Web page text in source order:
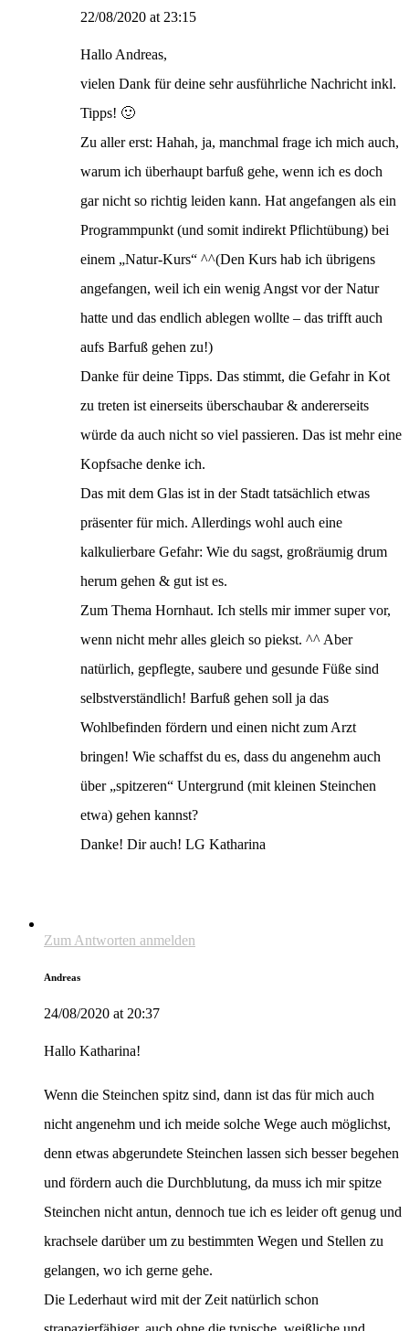
22/08/2020 at 23:15
Hallo Andreas,
vielen Dank für deine sehr ausführliche Nachricht inkl.
Tipps! 🙂
Zu aller erst: Hahah, ja, manchmal frage ich mich auch,
warum ich überhaupt barfuß gehe, wenn ich es doch
gar nicht so richtig leiden kann. Hat angefangen als ein
Programmpunkt (und somit indirekt Pflichtübung) bei
einem „Natur-Kurs“ ^^(Den Kurs hab ich übrigens
angefangen, weil ich ein wenig Angst vor der Natur
hatte und das endlich ablegen wollte – das trifft auch
aufs Barfuß gehen zu!)
Danke für deine Tipps. Das stimmt, die Gefahr in Kot
zu treten ist einerseits überschaubar & andererseits
würde da auch nicht so viel passieren. Das ist mehr eine
Kopfsache denke ich.
Das mit dem Glas ist in der Stadt tatsächlich etwas
präsenter für mich. Allerdings wohl auch eine
kalkulierbare Gefahr: Wie du sagst, großräumig drum
herum gehen & gut ist es.
Zum Thema Hornhaut. Ich stells mir immer super vor,
wenn nicht mehr alles gleich so piekst. ^^ Aber
natürlich, gepflegte, saubere und gesunde Füße sind
selbstverständlich! Barfuß gehen soll ja das
Wohlbefinden fördern und einen nicht zum Arzt
bringen! Wie schaffst du es, dass du angenehm auch
über „spitzeren“ Untergrund (mit kleinen Steinchen
etwa) gehen kannst?
Danke! Dir auch! LG Katharina
Zum Antworten anmelden
Andreas
24/08/2020 at 20:37
Hallo Katharina!
Wenn die Steinchen spitz sind, dann ist das für mich auch
nicht angenehm und ich meide solche Wege auch möglichst,
denn etwas abgerundete Steinchen lassen sich besser begehen
und fördern auch die Durchblutung, da muss ich mir spitze
Steinchen nicht antun, dennoch tue ich es leider oft genug und
krachsele darüber um zu bestimmten Wegen und Stellen zu
gelangen, wo ich gerne gehe.
Die Lederhaut wird mit der Zeit natürlich schon